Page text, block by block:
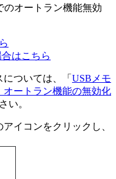
のオートラン機能無効
合はこちら
ついては、「 USBメモ
オートラン機能の無効化
い。
イコンをクリックし、